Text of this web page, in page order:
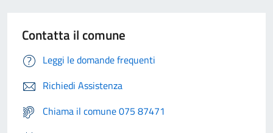
Contatta il comune
Leggi le domande frequenti
Richiedi Assistenza
Chiama il comune 075 87471